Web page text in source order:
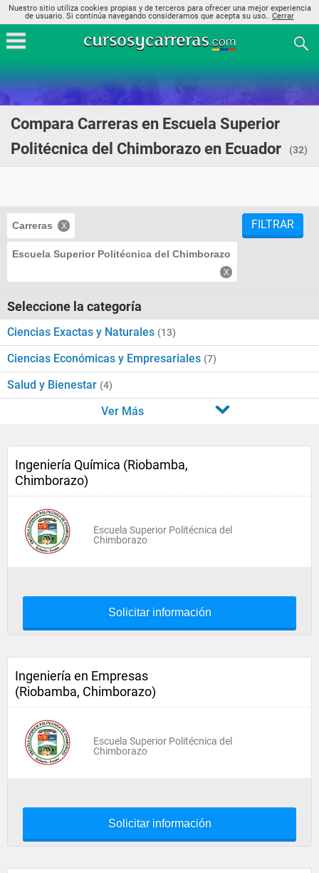
Nuestro sitio utiliza cookies propias y de terceros para ofrecer una mejor experiencia
de usuario. Si continúa navegando consideramos que acepta su uso.. Cerrar
Compara Carreras en Escuela Superior
Politécnica del Chimborazo en Ecuador
(32)
Carreras
Escuela Superior Politécnica del Chimborazo
FILTRAR
Seleccione la categoría
Ciencias Exactas y Naturales (13)
Ciencias Económicas y Empresariales (7)
Salud y Bienestar (4)
Ver Más
Ingeniería Química (Riobamba,
Chimborazo)
Escuela Superior Politécnica del
Chimborazo
Solicitar información
Ingeniería en Empresas
(Riobamba, Chimborazo)
Escuela Superior Politécnica del
Chimborazo
Solicitar información